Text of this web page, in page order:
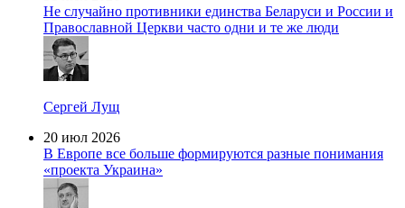
Не случайно противники единства Беларуси и России и
Православной Церкви часто одни и те же люди
Сергей Лущ
20 июл 2026
В Европе все больше формируются разные понимания
«проекта Украина»